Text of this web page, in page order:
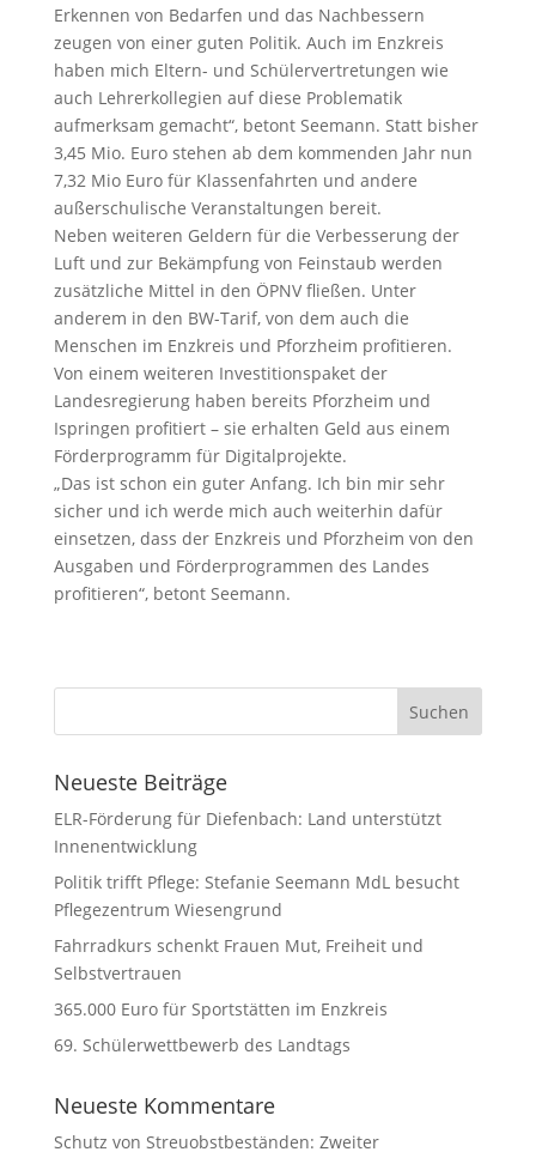
Erkennen von Bedarfen und das Nachbessern
zeugen von einer guten Politik. Auch im Enzkreis
haben mich Eltern- und Schülervertretungen wie
auch Lehrerkollegien auf diese Problematik
aufmerksam gemacht“, betont Seemann. Statt bisher
3,45 Mio. Euro stehen ab dem kommenden Jahr nun
7,32 Mio Euro für Klassenfahrten und andere
außerschulische Veranstaltungen bereit.
Neben weiteren Geldern für die Verbesserung der
Luft und zur Bekämpfung von Feinstaub werden
zusätzliche Mittel in den ÖPNV fließen. Unter
anderem in den BW-Tarif, von dem auch die
Menschen im Enzkreis und Pforzheim profitieren.
Von einem weiteren Investitionspaket der
Landesregierung haben bereits Pforzheim und
Ispringen profitiert – sie erhalten Geld aus einem
Förderprogramm für Digitalprojekte.
„Das ist schon ein guter Anfang. Ich bin mir sehr
sicher und ich werde mich auch weiterhin dafür
einsetzen, dass der Enzkreis und Pforzheim von den
Ausgaben und Förderprogrammen des Landes
profitieren“, betont Seemann.
Neueste Beiträge
ELR-Förderung für Diefenbach: Land unterstützt
Innenentwicklung
Politik trifft Pflege: Stefanie Seemann MdL besucht
Pflegezentrum Wiesengrund
Fahrradkurs schenkt Frauen Mut, Freiheit und
Selbstvertrauen
365.000 Euro für Sportstätten im Enzkreis
69. Schülerwettbewerb des Landtags
Neueste Kommentare
Schutz von Streuobstbeständen: Zweiter